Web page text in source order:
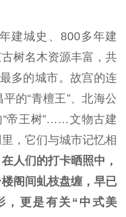
建城史、800多年建
树名木资源丰富，共
多的城市。故宫的连
的“青檀王”、北海公
“帝王树”……文物古建
，它们与城市记忆相
在人们的打卡晒照中，
阁间虬枝盘缠，早已
，更是有关“中式美